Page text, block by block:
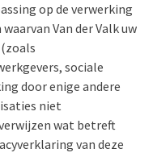
op de verwerking
Van der Valk uw
sociale
door enige andere
niet
wat betreft
van deze